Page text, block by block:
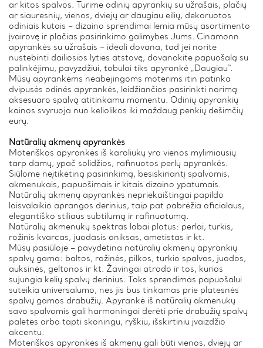
ar kitos spalvos. Turime odinių apyrankių su užrašais, plačių
ar siauresnių, vienos, dviejų ar daugiau eilių, dekoruotos
odiniais kutais – dizaino sprendimai lemia mūsų asortimento
įvairovę ir plačias pasirinkimo galimybes Jums. Cinamonn
apyrankės su užrašais – ideali dovana, tad jei norite
nustebinti dailiosios lyties atstovę, dovanokite papuošalą su
palinkėjimu, pavyzdžiui, tobulai tiks apyrankė „Daugiau“.
Mūsų apyrankėms neabejingoms moterims itin patinka
dvipusės odinės apyrankės, leidžiančios pasirinkti norimą
aksesuaro spalvą atitinkamu momentu. Odinių apyrankių
kainos svyruoja nuo keliolikos iki maždaug penkių dešimčių
eurų.
Natūralių akmenų apyrankės
Moteriškos apyrankės iš karoliukų yra vienos mylimiausių
tarp damų, ypač solidžios, rafinuotos perlų apyrankės.
Siūlome neįtikėtiną pasirinkimą, besiskiriantį spalvomis,
akmenukais, papuošimais ir kitais dizaino ypatumais.
Natūralių akmenų apyrankės nepriekaištingai papildo
laisvalaikio aprangos derinius, taip pat pabrėžia oficialaus,
elegantiško stiliaus subtilumą ir rafinuotumą.
Natūralių akmenukų spektras labai platus: perlai, turkis,
rožinis kvarcas, juodasis oniksas, ametistas ir kt.
Mūsų pasiūloje – pavydėtina natūralių akmenų apyrankių
spalvų gama: baltos, rožinės, pilkos, turkio spalvos, juodos,
auksinės, geltonos ir kt. Žavingai atrodo ir tos, kurios
sujungia kelių spalvų derinius. Toks sprendimas papuošalui
suteikia universalumo, nes jis bus tinkamas prie platesnės
spalvų gamos drabužių. Apyrankė iš natūralių akmenukų
savo spalvomis gali harmoningai derėti prie drabužių spalvų
paletės arba tapti skoningu, ryškiu, išskirtiniu įvaizdžio
akcentu.
Moteriškos apyrankės iš akmenų gali būti vienos, dviejų ar